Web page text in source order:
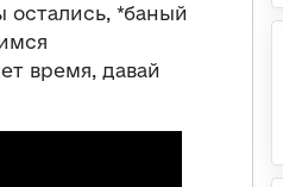
остались, *баный
время, давай